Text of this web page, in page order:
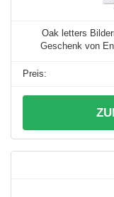
Oak letters
Geschenk von